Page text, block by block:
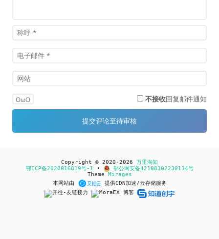
OωO 不接收回复邮件通知
Copyright © 2020-2026 万里淘知
鄂ICP备2020016819号-1 •
鄂公网安备42108302230134号
Theme Mirages
本网站由
提供CDN加速/云存储服务